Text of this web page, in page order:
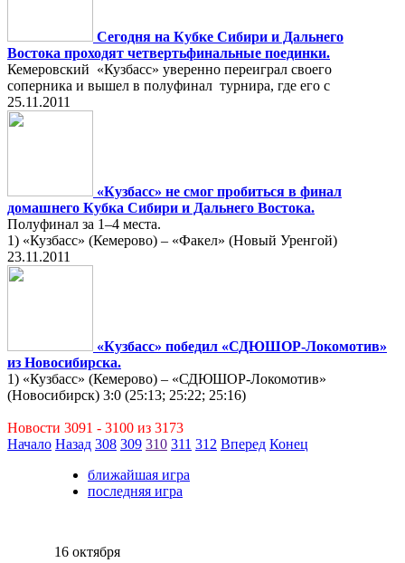
Сегодня на Кубке Сибири и Дальнего
Востока проходят четвертьфинальные поединки.
Кемеровский «Кузбасс» уверенно переиграл своего
соперника и вышел в полуфинал турнира, где его с
25.11.2011
«Кузбасс» не смог пробиться в финал
домашнего Кубка Сибири и Дальнего Востока.
Полуфинал за 1–4 места.
1) «Кузбасс» (Кемерово) – «Факел» (Новый Уренгой)
23.11.2011
«Кузбасс» победил «СДЮШОР-Локомотив»
из Новосибирска.
1) «Кузбасс» (Кемерово) – «СДЮШОР-Локомотив»
(Новосибирск) 3:0 (25:13; 25:22; 25:16)
Новости 3091 - 3100 из 3173
Начало Назад 308 309 310 311 312 Вперед Конец
ближайшая игра
последняя игра
16 октября